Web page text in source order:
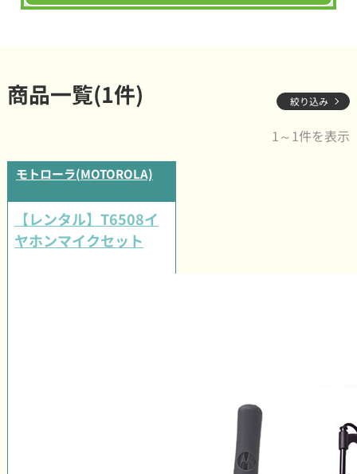
商品一覧(1件) 絞り込み
1～1件を表示
モトローラ(MOTOROLA)
【レンタル】T6508イ
ヤホンマイクセット